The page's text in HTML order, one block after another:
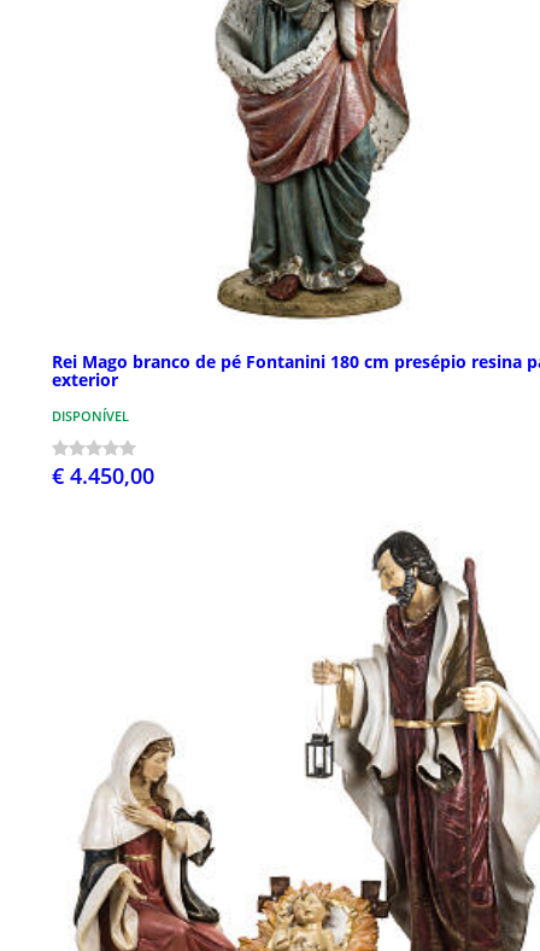
Rei Mago branco de pé Fontanini 180 cm presépio resina
exterior
DISPONÍVEL
€ 4.450,00